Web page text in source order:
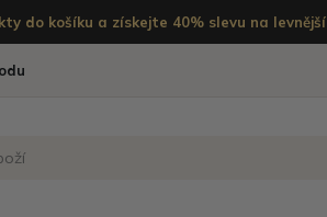
do košíku a získejte 40% slevu na levnější